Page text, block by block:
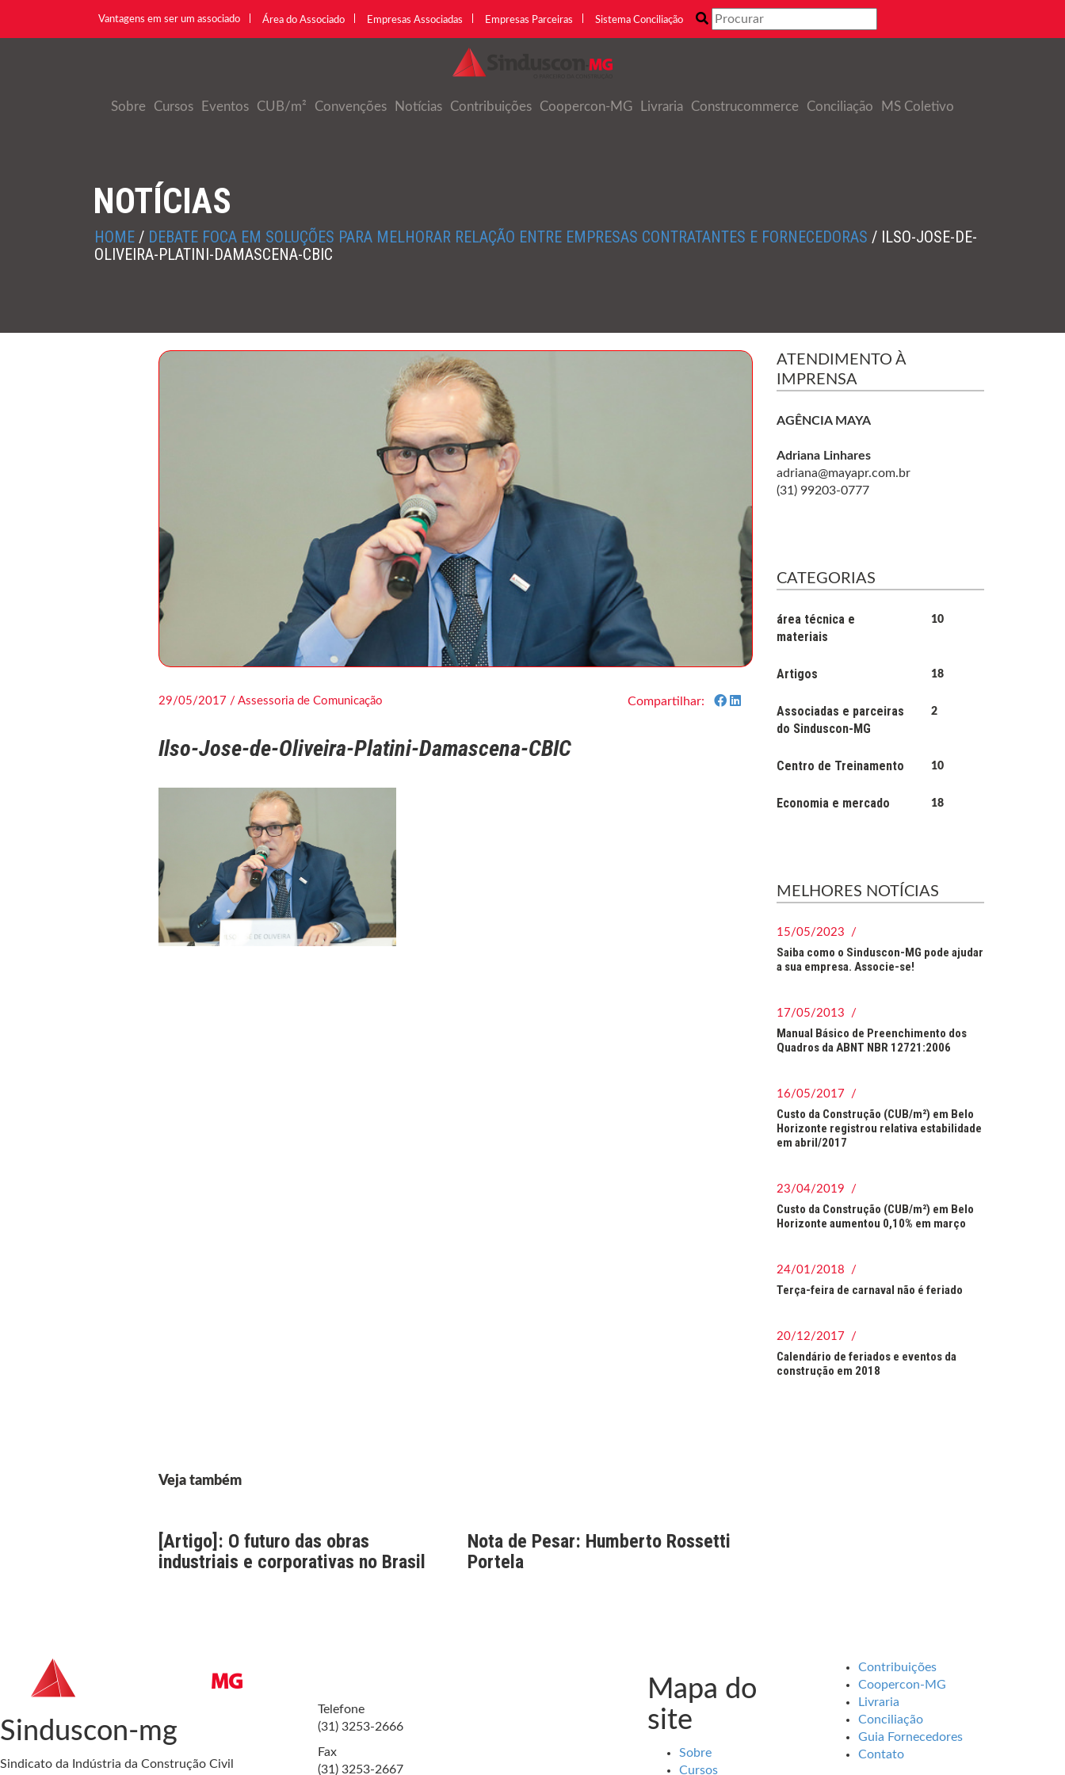
Vantagens em ser um associado Área do Associado Empresas Associadas Empresas Parceiras Sistema Conciliação
Sobre Cursos Eventos CUB/m² Convenções Notícias Contribuições Coopercon-MG Livraria Construcommerce Conciliação MS Coletivo
NOTÍCIAS
HOME / DEBATE FOCA EM SOLUÇÕES PARA MELHORAR RELAÇÃO ENTRE EMPRESAS CONTRATANTES E FORNECEDORAS / ILSO-JOSE-DE-
OLIVEIRA-PLATINI-DAMASCENA-CBIC
29/05/2017 / Assessoria de Comunicação Compartilhar:
Ilso-Jose-de-Oliveira-Platini-Damascena-CBIC
ATENDIMENTO À
IMPRENSA
AGÊNCIA MAYA
Adriana Linhares
adriana@mayapr.com.br
(31) 99203-0777
CATEGORIAS
área técnica e
materiais
10
Artigos 18
Associadas e parceiras
do Sinduscon-MG
2
Centro de Treinamento 10
Economia e mercado 18
MELHORES NOTÍCIAS
15/05/2023 /
Saiba como o Sinduscon-MG pode ajudar
a sua empresa. Associe-se!
17/05/2013 /
Manual Básico de Preenchimento dos
Quadros da ABNT NBR 12721:2006
16/05/2017 /
Custo da Construção (CUB/m²) em Belo
Horizonte registrou relativa estabilidade
em abril/2017
23/04/2019 /
Custo da Construção (CUB/m²) em Belo
Horizonte aumentou 0,10% em março
24/01/2018 /
Terça-feira de carnaval não é feriado
20/12/2017 /
Calendário de feriados e eventos da
construção em 2018
Veja também
[Artigo]: O futuro das obras
industriais e corporativas no Brasil
Nota de Pesar: Humberto Rossetti
Portela
Sinduscon-mg
Sindicato da Indústria da Construção Civil
Telefone
(31) 3253-2666
Fax
(31) 3253-2667
Mapa do
site
Sobre
Cursos
Contribuições
Coopercon-MG
Livraria
Conciliação
Guia Fornecedores
Contato